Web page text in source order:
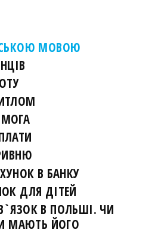
МОВОЮ
В БАНКУ
ДЛЯ ДІТЕЙ
В ПОЛЬШІ. ЧИ
МАЮТЬ ЙОГО